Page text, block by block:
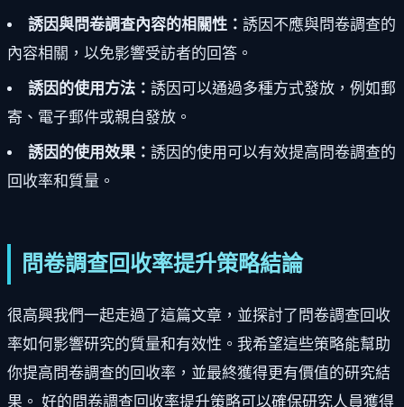
誘因與問卷調查內容的相關性： 誘因不應與問卷調查的
內容相關，以免影響受訪者的回答。
誘因的使用方法： 誘因可以通過多種方式發放，例如郵
寄、電子郵件或親自發放。
誘因的使用效果： 誘因的使用可以有效提高問卷調查的
回收率和質量。
問卷調查回收率提升策略結論
很高興我們一起走過了這篇文章，並探討了問卷調查回收
率如何影響研究的質量和有效性。我希望這些策略能幫助
你提高問卷調查的回收率，並最終獲得更有價值的研究結
果。 好的問卷調查回收率提升策略可以確保研究人員獲得